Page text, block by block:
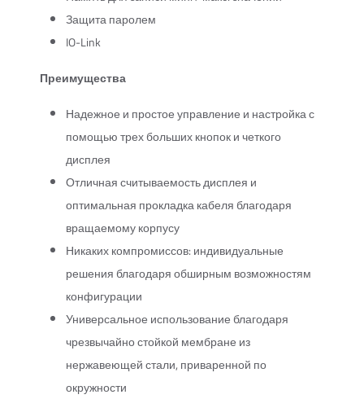
Защита паролем
IO-Link
Преимущества
Надежное и простое управление и настройка с
помощью трех больших кнопок и четкого
дисплея
Отличная считываемость дисплея и
оптимальная прокладка кабеля благодаря
вращаемому корпусу
Никаких компромиссов: индивидуальные
решения благодаря обширным возможностям
конфигурации
Универсальное использование благодаря
чрезвычайно стойкой мембране из
нержавеющей стали, приваренной по
окружности